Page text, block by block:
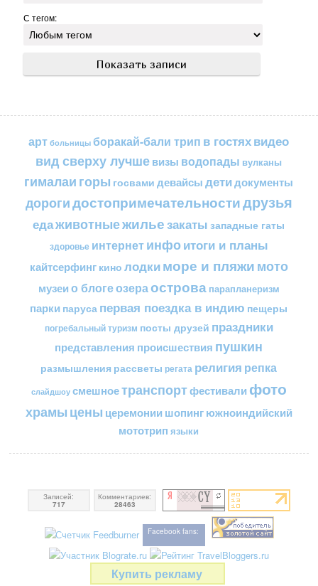
С тегом:
арт больницы боракай-бали трип в гостяхвидео
вид сверху лучшевизы водопады вулканы
гималаи горы госвами девайсы детидокументы
дорогидостопримечательностидрузья
едаживотныежильезакаты западные гаты
здоровье интернетинфоитоги и планы
кайтсерфинг кино лодкиморе и пляжимото
музеи о блогеозераострова парапланеризм
парки паруса первая поездка в индию пещеры
погребальный туризм посты друзей праздники
представления происшествия пушкин
размышления рассветы регата религия репка
слайдшоу смешноетранспортфестивали фото
храмы цены церемонии шопингюжноиндийский
мототрип языки
Записей:
717
Комментариев:
28463
Facebook fans:
Купить рекламу